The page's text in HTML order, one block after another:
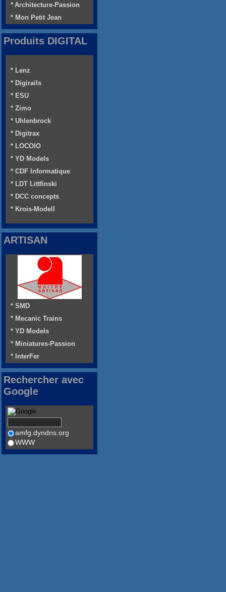
* Architecture-Passion
* Mon Petit Jean
Produits DIGITAL
* Lenz
* Digirails
* ESU
* Zimo
* Uhlenbrock
* Digitrax
* LOCOIO
* YD Models
* CDF Informatique
* LDT Littfinski
* DCC concepts
* Krois-Modell
ARTISAN
* SMD
* Mecanic Trains
* YD Models
* Miniatures-Passion
* InterFer
Rechercher avec
Google
amfg.dyndns.org
WWW